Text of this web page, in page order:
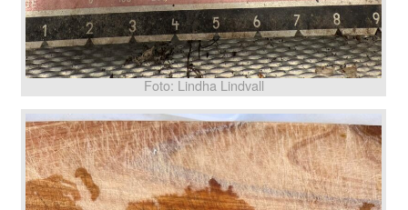
Foto: Lindha Lindvall